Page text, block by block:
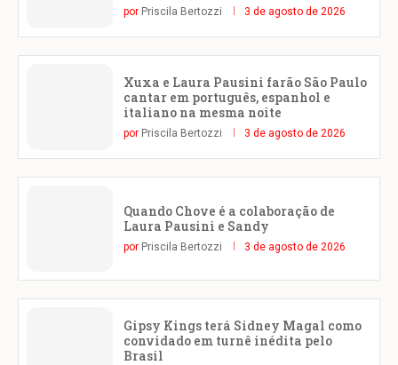
por Priscila Bertozzi 3 de agosto de 2026
Xuxa e Laura Pausini farão São Paulo
cantar em português, espanhol e
italiano na mesma noite
por Priscila Bertozzi 3 de agosto de 2026
Quando Chove é a colaboração de
Laura Pausini e Sandy
por Priscila Bertozzi 3 de agosto de 2026
Gipsy Kings terá Sidney Magal como
convidado em turnê inédita pelo
Brasil